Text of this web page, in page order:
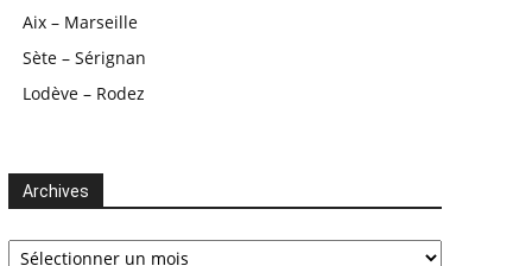
Aix – Marseille
Sète – Sérignan
Lodève – Rodez
Archives
Archives